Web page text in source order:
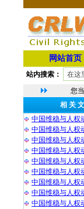
网站首页
站内搜索：
您
相 关
中国维稳与人权
中国维稳与人权
中国维稳与人权
中国维稳与人权
中国维稳与人权
中国维稳与人权
中国维稳与人权
中国维稳与人权
中国维稳与人权